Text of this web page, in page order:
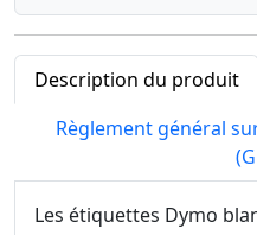
Description du produit
Règlement général
Les étiquettes Dymo